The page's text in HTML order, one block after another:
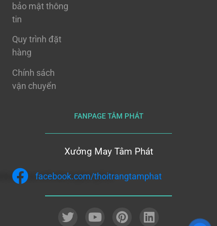
bảo mật thông
tin
Quy trình đặt
hàng
Chính sách
vận chuyển
FANPAGE TÂM PHÁT
Xưởng May Tâm Phát
facebook.com/thoitrangtamphat